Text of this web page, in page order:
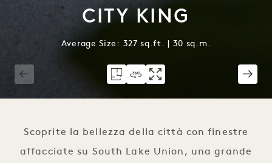
CITY KING
Average Size: 327 sq.ft. | 30 sq.m.
Scoprite la bellezza della città con finestre
affacciate su South Lake Union, una grande